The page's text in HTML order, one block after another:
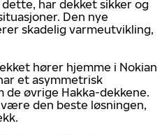
har dekket sikker og
Den nye
skadelig varmeutvikling,
hører hjemme i Nokian
et asymmetrisk
øvrige Hakka-dekkene.
den beste løsningen,